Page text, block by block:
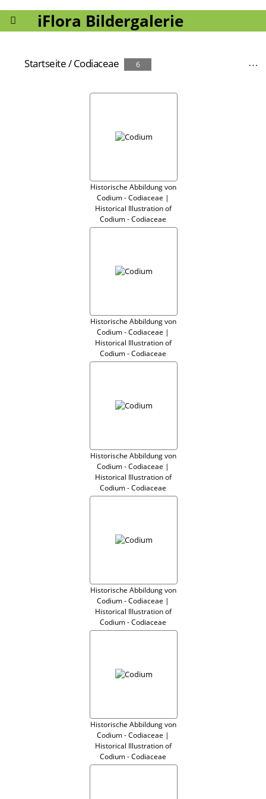
iFlora Bildergalerie
Startseite/Codiaceae 6
Historische Abbildung von
Codium - Codiaceae |
Historical Illustration of
Codium - Codiaceae
Historische Abbildung von
Codium - Codiaceae |
Historical Illustration of
Codium - Codiaceae
Historische Abbildung von
Codium - Codiaceae |
Historical Illustration of
Codium - Codiaceae
Historische Abbildung von
Codium - Codiaceae |
Historical Illustration of
Codium - Codiaceae
Historische Abbildung von
Codium - Codiaceae |
Historical Illustration of
Codium - Codiaceae